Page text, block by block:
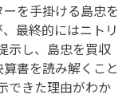
を手掛ける島忠を
最終的にはニトリ
示し、島忠を買収
書を読み解くこと
できた理由がわか